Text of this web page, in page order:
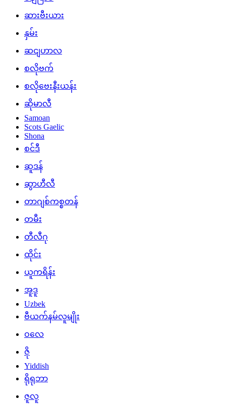
ဆားဗီးယား
နှမ်း
ဆငျဟာလ
စလိုဗက်
စလိုဗေးနီးယန်း
ဆိုမာလီ
Samoan
Scots Gaelic
Shona
စင်ဒီ
ဆူဒန်
ဆွာဟီလီ
တာဂျစ်ကစ္စတန်
တမီး
တီလီဂု
ထိုင်း
ယူကရိန်း
အူဒူ
Uzbek
ဗီယက်နမ်လူမျိုး
ဝလေ
ဇို
Yiddish
ရိုရုဘာ
ဇူလူ